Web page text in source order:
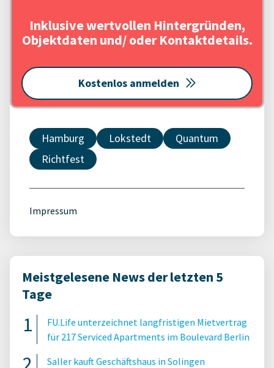
Inklusive wertvollen Hintergründen,
Objektdaten und/ oder Kontaktdetails.
Kostenlos anmelden
Hamburg Lokstedt
Quantum
Richtfest
Impressum
Meistgelesene News der letzten 5
Tage
FU.Life unterzeichnet langfristigen Mietvertrag
für 217 Serviced Apartments im Boulevard Berlin
Saller kauft Geschäftshaus in Solingen